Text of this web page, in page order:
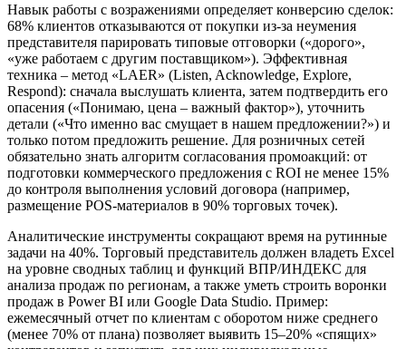
Навык работы с возражениями определяет конверсию сделок:
68% клиентов отказываются от покупки из-за неумения
представителя парировать типовые отговорки («дорого»,
«уже работаем с другим поставщиком»). Эффективная
техника – метод «LAER» (Listen, Acknowledge, Explore,
Respond): сначала выслушать клиента, затем подтвердить его
опасения («Понимаю, цена – важный фактор»), уточнить
детали («Что именно вас смущает в нашем предложении?») и
только потом предложить решение. Для розничных сетей
обязательно знать алгоритм согласования промоакций: от
подготовки коммерческого предложения с ROI не менее 15%
до контроля выполнения условий договора (например,
размещение POS-материалов в 90% торговых точек).
Аналитические инструменты сокращают время на рутинные
задачи на 40%. Торговый представитель должен владеть Excel
на уровне сводных таблиц и функций ВПР/ИНДЕКС для
анализа продаж по регионам, а также уметь строить воронки
продаж в Power BI или Google Data Studio. Пример:
ежемесячный отчет по клиентам с оборотом ниже среднего
(менее 70% от плана) позволяет выявить 15–20% «спящих»